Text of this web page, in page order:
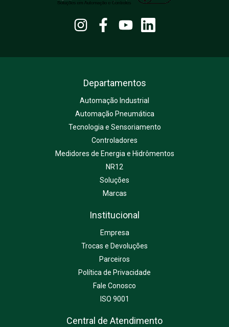
Departamentos
Automação Industrial
Automação Pneumática
Tecnologia e Sensoriamento
Controladores
Medidores de Energia e Hidrômentos
NR12
Soluções
Marcas
Institucional
Empresa
Trocas e Devoluções
Parceiros
Política de Privacidade
Fale Conosco
ISO 9001
Central de Atendimento